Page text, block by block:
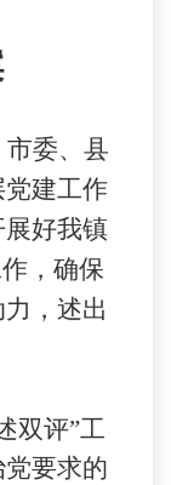
委、县
建工作
好我镇
，确保
，述出
双评”工
要求的